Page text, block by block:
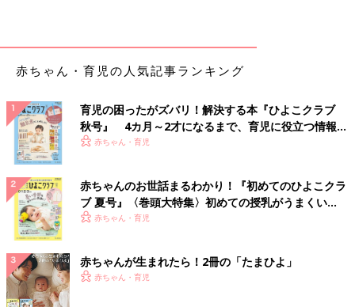
「“オイコスヨーグルト”。手軽にたんぱく質摂取」（まちゃ）
「“RICOのおしりふき”！それと“マカロン”がコスパがよくておい
しい！おすそわけもしやすい」（いろまま）
「“ワイドハイター”のめちゃデカいやつ。ちょこっとおやつに“ア
ルフォート”のめちゃデカい袋も買います」（山盛りご飯）
「“キッチンペーパー”。大きくて分厚くて、日ごろからよく使う
のでとても役に立ちます」（MARIA）
すぐに食べられるものも調理の時短に役立つコスパ
最強アイテムも！
赤ちゃん・育児の人気記事ランキング
育児の困ったがズバリ！解決する本『ひよこクラブ
秋号』 4カ月～2才になるまで、育児に役立つ情報が
いっぱい！
赤ちゃん・育児
赤ちゃんのお世話まるわかり！『初めてのひよこクラ
ブ 夏号』〈巻頭大特集〉初めての授乳がうまくい
く！ おっぱい・ミルクの基本と夏のトラブル 解決テ
赤ちゃん・育児
赤ちゃんが生まれたら！2冊の「たまひよ」
赤ちゃん・育児